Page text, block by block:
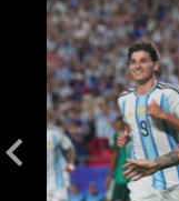
Thế giới
Quan sát
Cuộc sống đó đây
Hồ sơ